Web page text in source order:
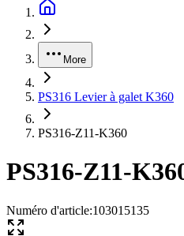
More
PS316 Levier à galet K360
PS316-Z11-K360
PS316-Z11-
Numéro d'article:103015135